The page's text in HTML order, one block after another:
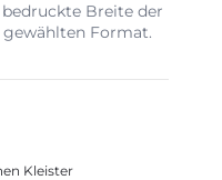
Breite der
Format.
Kleister